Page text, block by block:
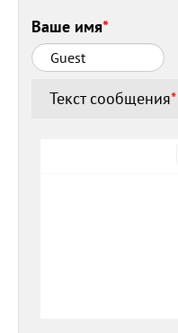
Ваше имя*
Текст сообщения*